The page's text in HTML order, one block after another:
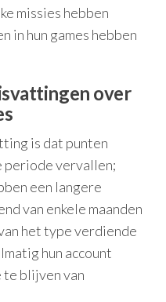
missies hebben
in hun games hebben
over
is dat punten
periode vervallen;
een langere
van enkele maanden
het type verdiende
hun account
te blijven van